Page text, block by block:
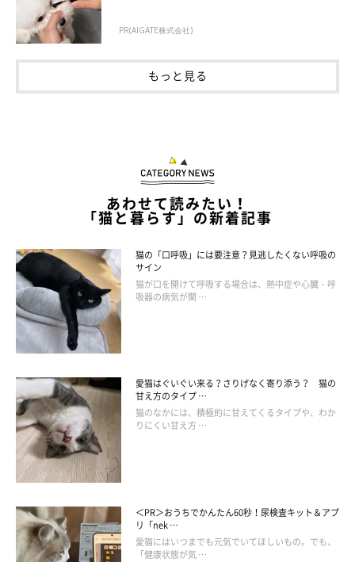
愛猫を「乳がん」のリスクから守るために…
できてしまう悪性の腫瘍（しゅよう）です。猫には、猫には左右
に4つずつ、計8つの乳腺があります。
PR(AIGATE株式会社)
もっと見る
あわせて読みたい！
「猫と暮らす」の新着記事
猫の「口呼吸」には要注意？見逃したくない呼吸の
サイン
猫が口を開けて呼吸する場合は、熱中症や心臓・呼
吸器の病気が関 …
愛猫はぐいぐい来る？さりげなく寄り添う？ 猫の
甘え方のタイプ …
猫のなかには、積極的に甘えてくるタイプや、わか
りにくい甘え方 …
＜PR＞おうちでかんたん60秒！尿検査キット＆アプ
リ「nek …
愛猫にはいつまでも元気でいてほしいもの。でも、
「健康状態が気 …